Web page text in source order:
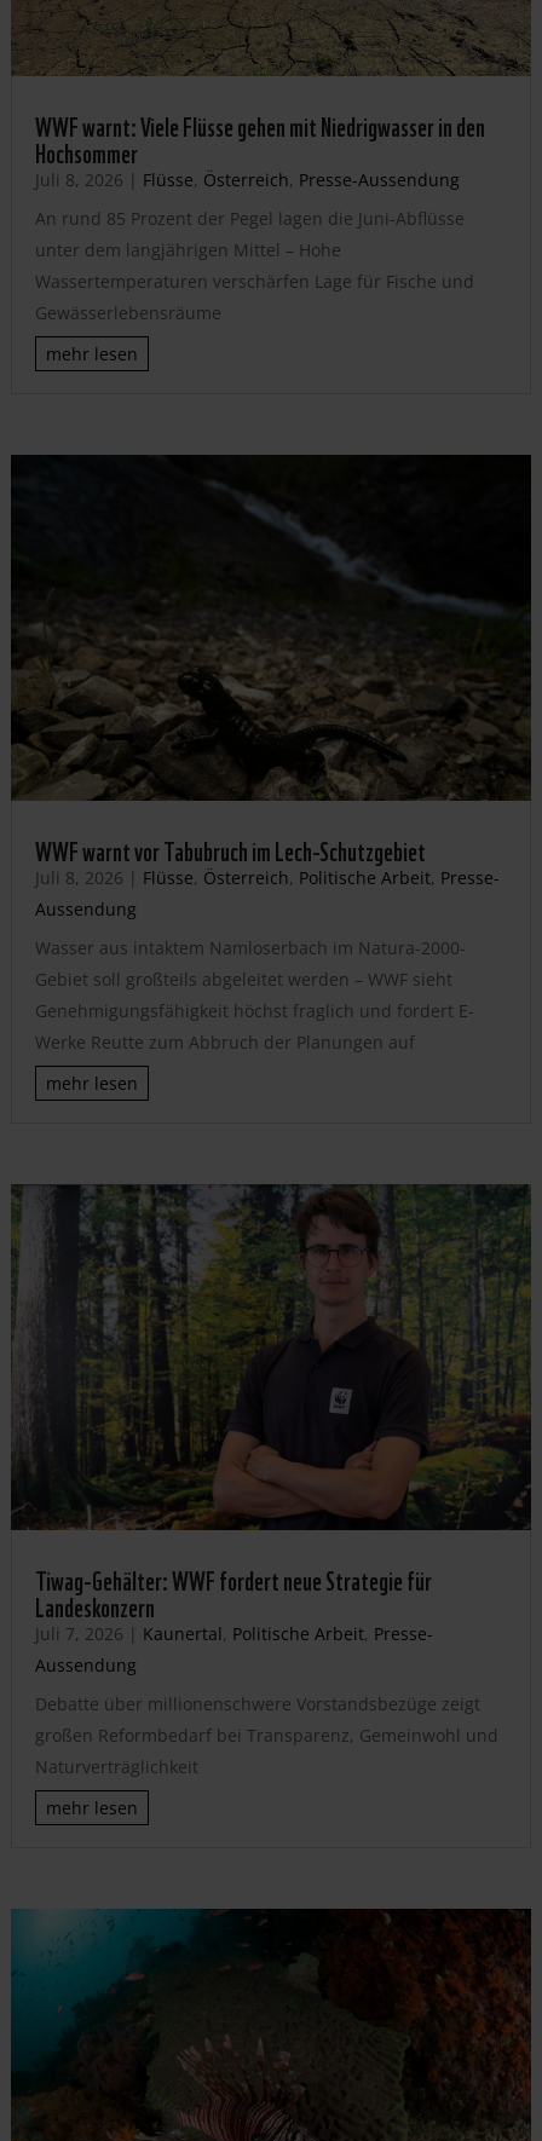
WWF warnt: Viele Flüsse gehen mit Niedrigwasser in den
Hochsommer
Juli 8, 2026 | Flüsse, Österreich, Presse-Aussendung
An rund 85 Prozent der Pegel lagen die Juni-Abflüsse
unter dem langjährigen Mittel – Hohe
Wassertemperaturen verschärfen Lage für Fische und
Gewässerlebensräume
mehr lesen
WWF warnt vor Tabubruch im Lech-Schutzgebiet
Juli 8, 2026 | Flüsse, Österreich, Politische Arbeit, Presse-
Aussendung
Wasser aus intaktem Namloserbach im Natura-2000-
Gebiet soll großteils abgeleitet werden – WWF sieht
Genehmigungsfähigkeit höchst fraglich und fordert E-
Werke Reutte zum Abbruch der Planungen auf
mehr lesen
Tiwag-Gehälter: WWF fordert neue Strategie für
Landeskonzern
Juli 7, 2026 | Kaunertal, Politische Arbeit, Presse-
Aussendung
Debatte über millionenschwere Vorstandsbezüge zeigt
großen Reformbedarf bei Transparenz, Gemeinwohl und
Naturverträglichkeit
mehr lesen